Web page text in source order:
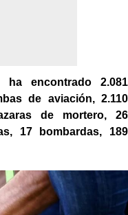
ha encontrado 2.081
de aviación, 2.110
de mortero, 26
17 bombardas, 189